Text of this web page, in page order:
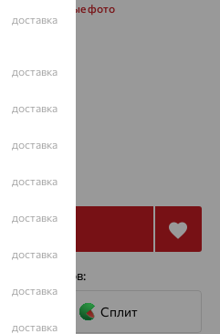
дополнительные фото
77 191₽
сервисов:
Сплит
доставка
доставка
доставка
доставка
доставка
доставка
доставка
доставка
доставка